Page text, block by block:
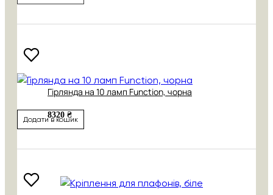
Гірлянда на 10 ламп Function, чорна
8320 ₴
Додати в кошик